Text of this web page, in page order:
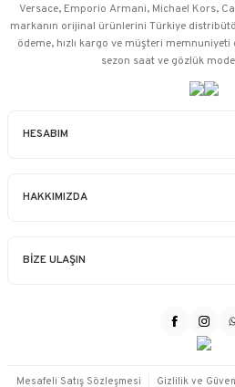
HESABIM
HAKKIMIZDA
BİZE ULAŞIN
Versace, Emporio Armani, Michael Kors,
markanın orijinal ürünlerini Türkiye
ödeme, hızlı kargo ve müşteri memnuniyeti
sezon saat ve gözlük
Mesafeli Satış Sözleşmesi Gizlilik ve